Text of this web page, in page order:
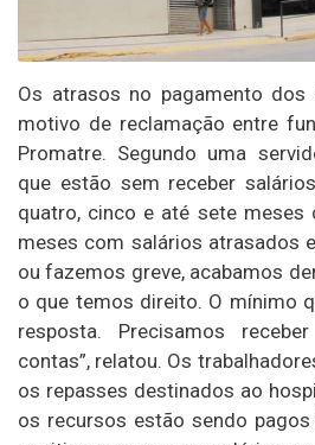
Os atrasos no pagamento
motivo de reclamação entre
Promatre. Segundo uma
que estão sem receber
quatro, cinco e até sete meses
meses com salários atrasados
ou fazemos greve, acabamos
o que temos direito. O mínimo
resposta. Precisamos
contas”, relatou. Os
os repasses destinados ao
os recursos estão sendo